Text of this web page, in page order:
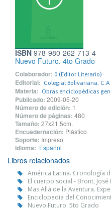
ISBN 978-980-262-713-4
Nuevo Futuro. 4to Grado
Colaborador: 0 (Editor Literario)
Editorial: Colegial Bolivariana, C.A
Materia: Obras enciclopédicas
Publicado: 2009-05-20
Número de edición: 1
Número de páginas: 480
Tamaño: 27x21.5cm.
Encuadernación: Plástico
Soporte: Impreso
Idioma: Español
Libros relacionados
América Latina. Cronología
El cuerpo social - Bront, José
Mas Allá de la Aventura.
Enciclopedia del
Nuevo Futuro. 5to Grado